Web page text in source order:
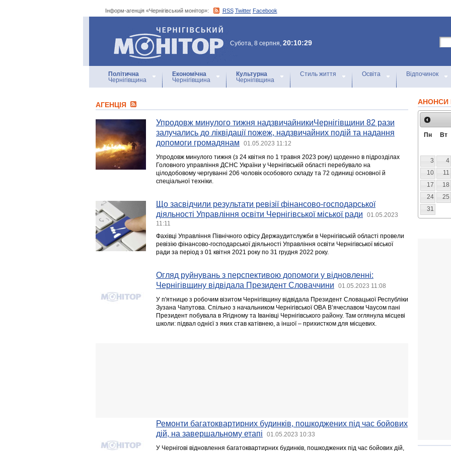
Інформ-агенція «Чернігівський монітор»: RSS Twitter Facebook
Інформ-агенція
«Чернігівський монітор»
Субота, 8 серпня, 20:10:29
Політична
Чернігівщина
Економічна
Чернігівщина
Культурна
Чернігівщина
Стиль життя Освіта Відпочинок
АГЕНЦIЯ
Упродовж минулого тижня надзвичайникиЧернігівщини 82 рази
залучались до ліквідації пожеж, надзвичайних подій та надання
допомоги громадянам
01.05.2023 11:12
Упродовж минулого тижня (з 24 квітня по 1 травня 2023 року) щоденно в підрозділах
Головного управління ДСНС України у Чернігівській області перебувало на
цілодобовому чергуванні 206 чоловік особового складу та 72 одиниці основної й
спеціальної техніки.
Що засвідчили результати ревізії фінансово-господарської
діяльності Управління освіти Чернігівської міської ради
01.05.2023
11:11
Фахівці Управління Північного офісу Держаудитслужби в Чернігівській області провели
ревізію фінансово-господарської діяльності Управління освіти Чернігівської міської
ради за період з 01 квітня 2021 року по 31 грудня 2022 року.
Огляд руйнувань з перспективою допомоги у відновленні:
Чернігівщину відвідала Президент Словаччини
01.05.2023 11:08
У п'ятницю з робочим візитом Чернігівщину відвідала Президент Словацької Республіки
Зузана Чапутова. Спільно з начальником Чернігівської ОВА В’ячеславом Чаусом пані
Президент побувала в Ягідному та Іванівці Чернігівського району. Там оглянула місцеві
школи: підвал однієї з яких став катівнею, а іншої – прихистком для місцевих.
Ремонти багатоквартирних будинків, пошкоджених під час бойових
дій, на завершальному етапі
01.05.2023 10:33
У Чернігові відновлення багатоквартирних будинків, пошкоджених під час бойових дій,
АНОНСИ
Пн Вт
3
4
10
11
17
18
24
25
31